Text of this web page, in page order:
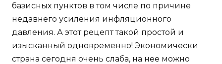
базисных пунктов в том числе по причине
недавнего усиления инфляционного
давления. А этот рецепт такой простой и
изысканный одновременно! Экономически
страна сегодня очень слаба, на нее можно